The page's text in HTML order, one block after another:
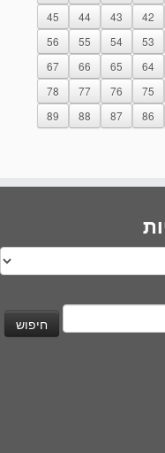
42
43
44
45
53
54
55
56
64
65
66
67
75
76
77
78
86
87
88
89